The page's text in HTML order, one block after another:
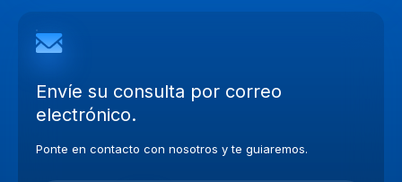
Envíe su consulta por correo
electrónico.
Ponte en contacto con nosotros y te guiaremos.